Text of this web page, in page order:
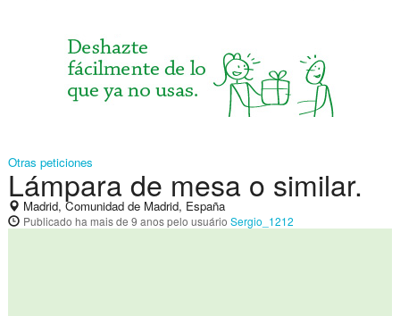
Otras peticiones
Lámpara de mesa o similar.
Madrid, Comunidad de Madrid, España
Publicado ha mais de 9 anospelo usuário Sergio_1212